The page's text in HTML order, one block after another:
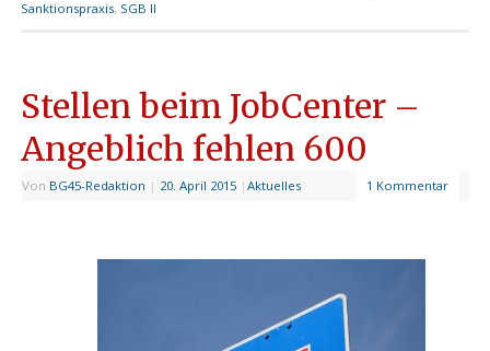
Sanktionspraxis, SGB II
Stellen beim JobCenter –
Angeblich fehlen 600
Von BG45-Redaktion | 20. April 2015 | Aktuelles 1 Kommentar